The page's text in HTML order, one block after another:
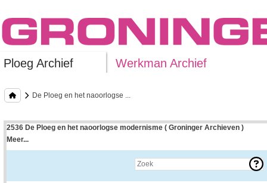
Ploeg Archief Werkman Archief
De Ploeg en het naoorlogse ...
2536 De Ploeg en het naoorlogse modernisme ( Groninger Archieven )
Meer...
Uitleg bij archieftoegang
Een archieftoegang geeft uitgebreide informatie over een bepaald archief.